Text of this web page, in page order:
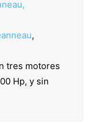
,
tres motores
Hp, y sin